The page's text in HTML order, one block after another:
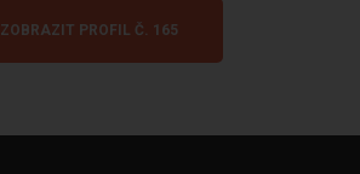
ZOBRAZIT PROFIL Č. 165